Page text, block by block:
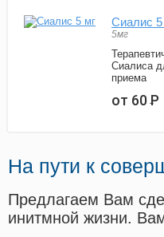
Сиалис 5
5мг
Сиалиса
приема
от 60Р
На пути к
Предлагаем Вам
инитмной жизни.